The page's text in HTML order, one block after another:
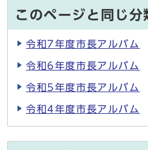
このページと同じ分
令和7年度市長アルバム
令和6年度市長アルバム
令和5年度市長アルバム
令和4年度市長アルバム